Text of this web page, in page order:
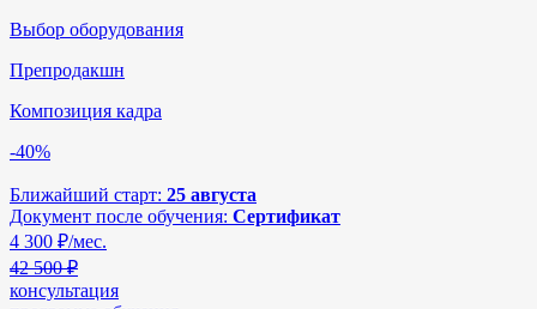
Выбор оборудования
Препродакшн
Композиция кадра
-40%
Ближайший старт: 25 августа
Документ после обучения: Сертификат
4 300 ₽/мес.
42 500 ₽
консультация